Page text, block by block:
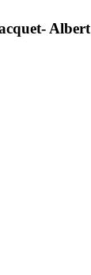
Albert